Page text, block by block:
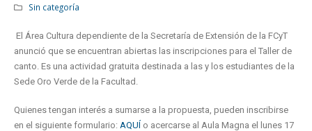
Sin categoría
El Área Cultura dependiente de la Secretaría de Extensión de la FCyT
anunció que se encuentran abiertas las inscripciones para el Taller de
canto. Es una actividad gratuita destinada a las y los estudiantes de la
Sede Oro Verde de la Facultad.
Quienes tengan interés a sumarse a la propuesta, pueden inscribirse
en el siguiente formulario: AQUÍ o acercarse al Aula Magna el lunes 17